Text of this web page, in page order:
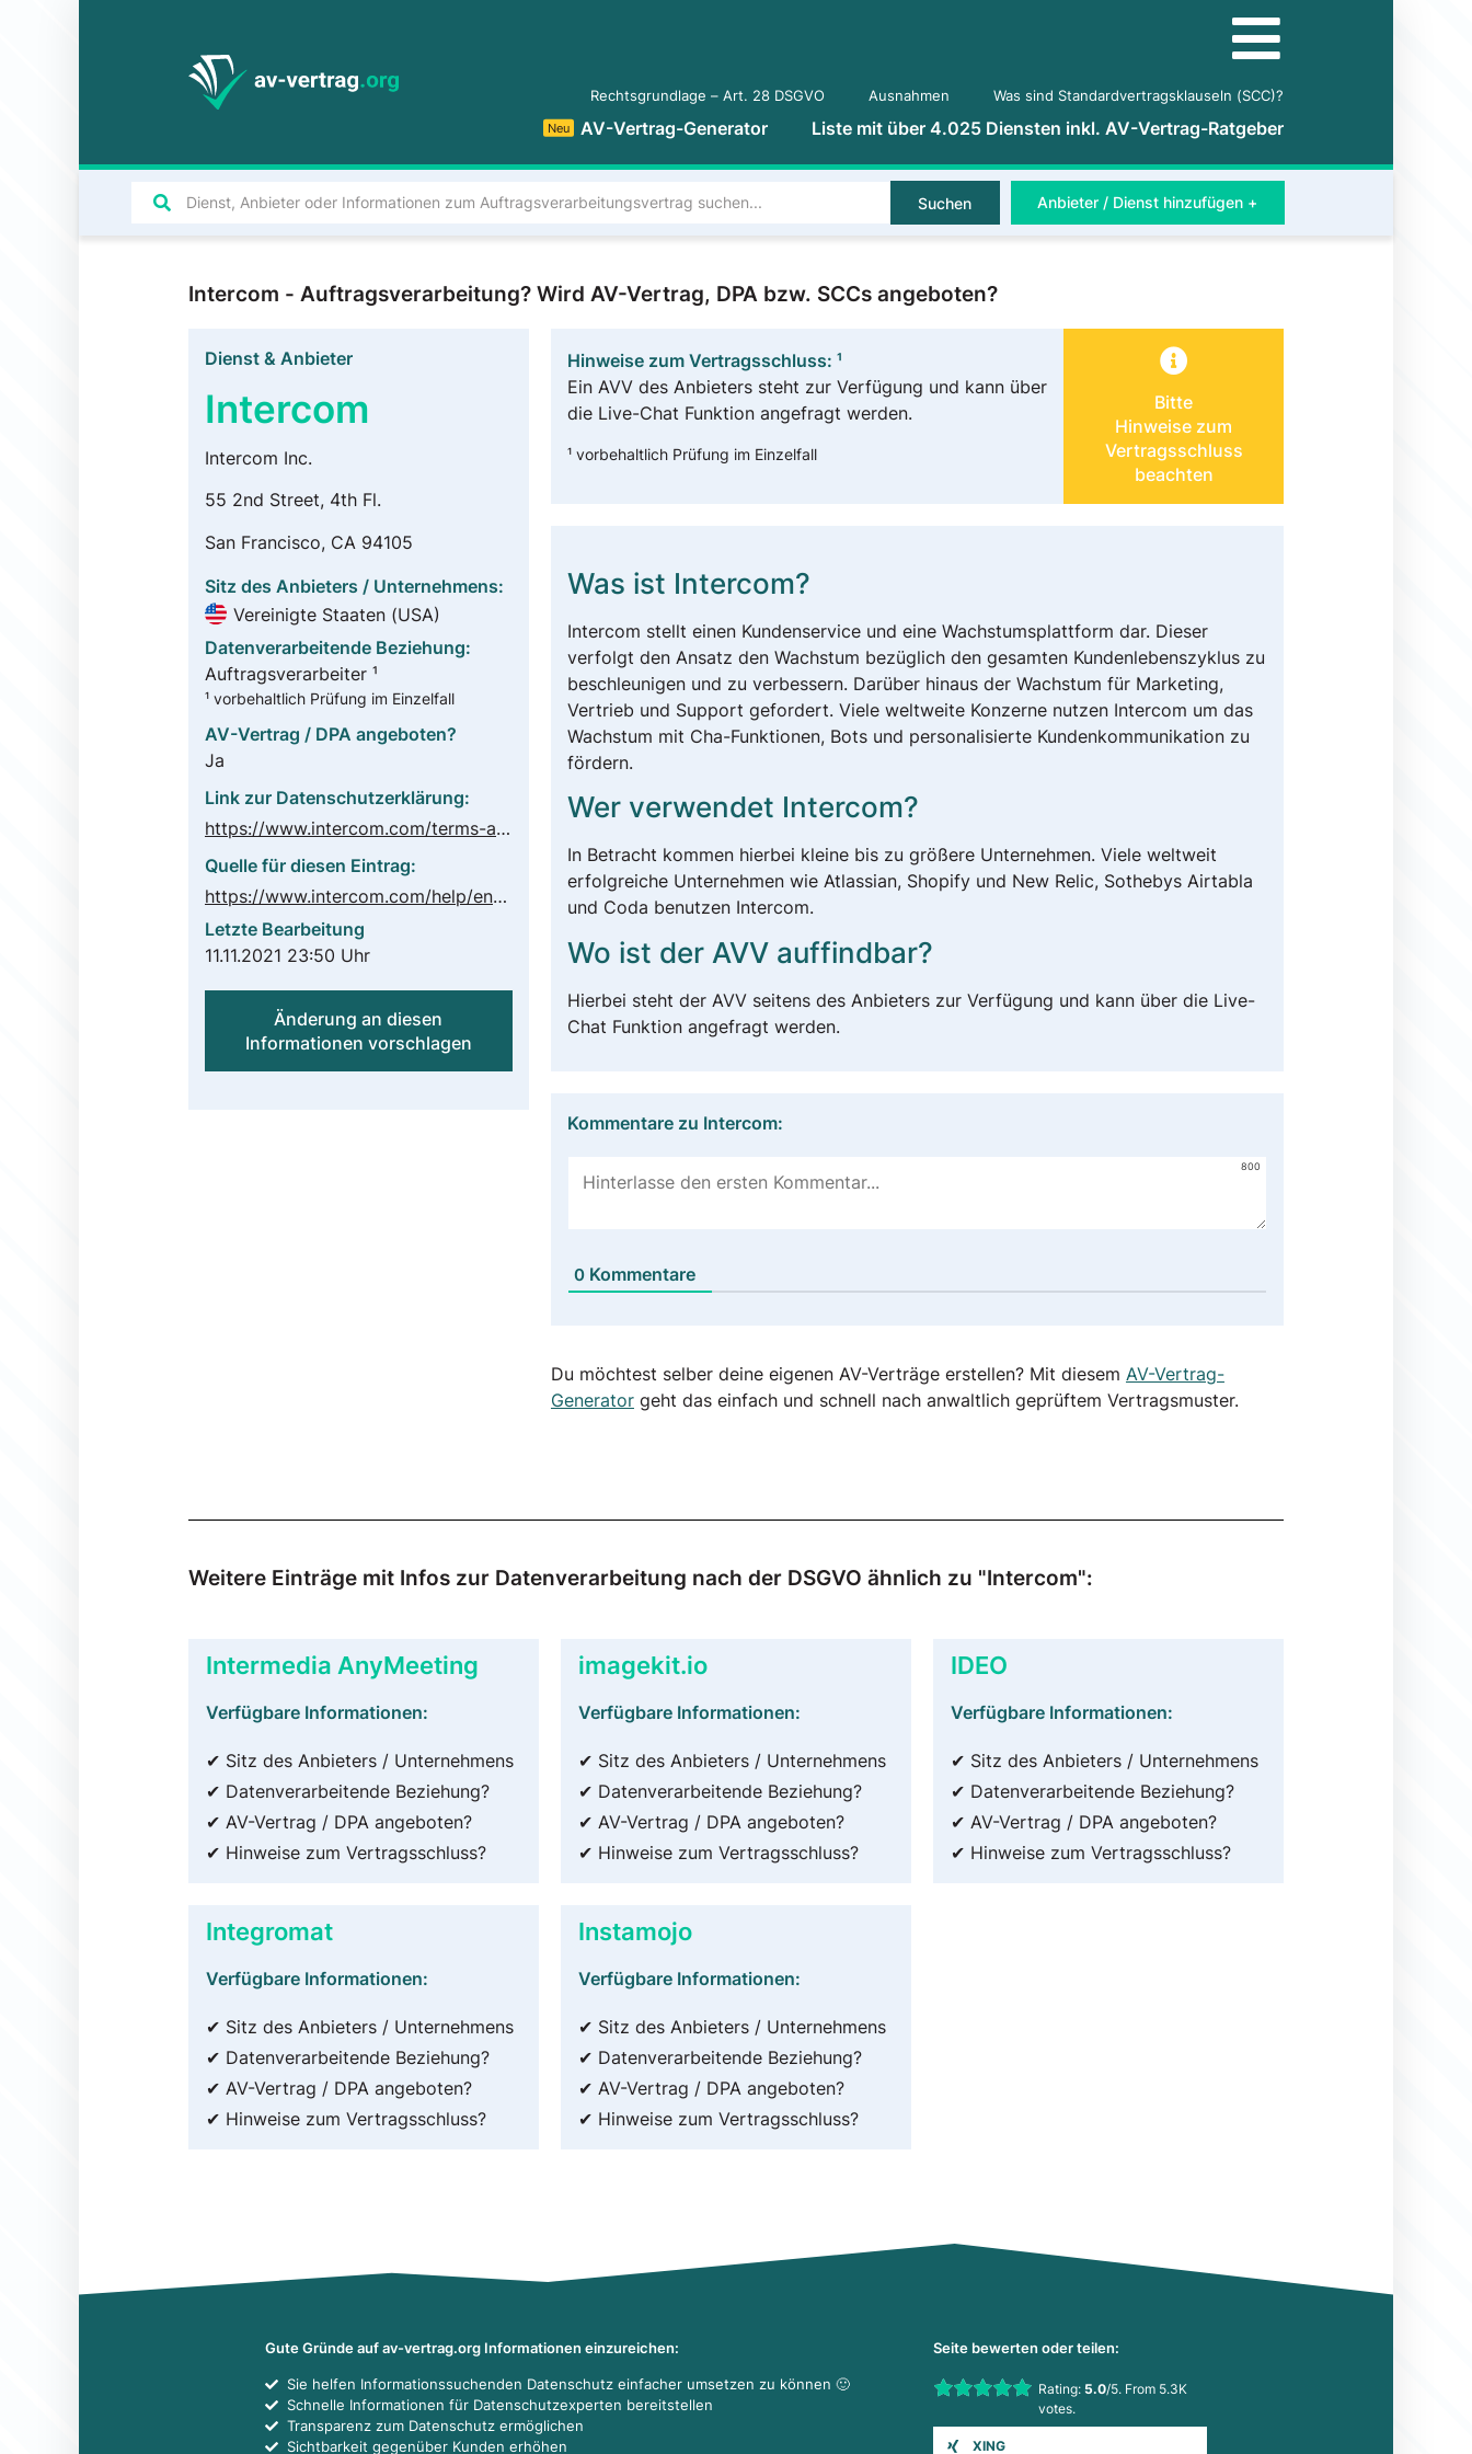
Rechtsgrundlage – Art. 28 DSGVO Ausnahmen Was sind Standardvertragsklauseln (SCC)?
Neu AV-Vertrag-Generator Liste mit über 4.025 Diensten inkl. AV-Vertrag-Ratgeber
Suchen Anbieter / Dienst hinzufügen +
Intercom - Auftragsverarbeitung? Wird AV-Vertrag, DPA bzw. SCCs angeboten?
Dienst & Anbieter
Intercom
Intercom Inc.
55 2nd Street, 4th Fl.
San Francisco, CA 94105
Sitz des Anbieters / Unternehmens:
Vereinigte Staaten (USA)
Datenverarbeitende Beziehung:
Auftragsverarbeiter ¹
¹ vorbehaltlich Prüfung im Einzelfall
AV-Vertrag / DPA angeboten?
Ja
Link zur Datenschutzerklärung:
https://www.intercom.com/terms-and-policies#privacy
Quelle für diesen Eintrag:
https://www.intercom.com/help/en/articles/1385437-how-intercom-complies-with-gdpr
Letzte Bearbeitung
11.11.2021 23:50 Uhr
Änderung an diesen
Informationen vorschlagen
Hinweise zum Vertragsschluss: ¹
Ein AVV des Anbieters steht zur Verfügung und kann über
die Live-Chat Funktion angefragt werden.
¹ vorbehaltlich Prüfung im Einzelfall
Bitte
Hinweise zum
Vertragsschluss
beachten
Was ist Intercom?
Intercom stellt einen Kundenservice und eine Wachstumsplattform dar. Dieser
verfolgt den Ansatz den Wachstum bezüglich den gesamten Kundenlebenszyklus zu
beschleunigen und zu verbessern. Darüber hinaus der Wachstum für Marketing,
Vertrieb und Support gefordert. Viele weltweite Konzerne nutzen Intercom um das
Wachstum mit Cha-Funktionen, Bots und personalisierte Kundenkommunikation zu
fördern.
Wer verwendet Intercom?
In Betracht kommen hierbei kleine bis zu größere Unternehmen. Viele weltweit
erfolgreiche Unternehmen wie Atlassian, Shopify und New Relic, Sothebys Airtabla
und Coda benutzen Intercom.
Wo ist der AVV auffindbar?
Hierbei steht der AVV seitens des Anbieters zur Verfügung und kann über die Live-
Chat Funktion angefragt werden.
Kommentare zu Intercom:
800
0Kommentare
Du möchtest selber deine eigenen AV-Verträge erstellen? Mit diesem AV-Vertrag-
Generatorgeht das einfach und schnell nach anwaltlich geprüftem Vertragsmuster.
Weitere Einträge mit Infos zur Datenverarbeitung nach der DSGVO ähnlich zu "Intercom":
Intermedia AnyMeeting
Verfügbare Informationen:
✔ Sitz des Anbieters / Unternehmens
✔ Datenverarbeitende Beziehung?
✔ AV-Vertrag / DPA angeboten?
✔ Hinweise zum Vertragsschluss?
imagekit.io
Verfügbare Informationen:
✔ Sitz des Anbieters / Unternehmens
✔ Datenverarbeitende Beziehung?
✔ AV-Vertrag / DPA angeboten?
✔ Hinweise zum Vertragsschluss?
IDEO
Verfügbare Informationen:
✔ Sitz des Anbieters / Unternehmens
✔ Datenverarbeitende Beziehung?
✔ AV-Vertrag / DPA angeboten?
✔ Hinweise zum Vertragsschluss?
Integromat
Verfügbare Informationen:
✔ Sitz des Anbieters / Unternehmens
✔ Datenverarbeitende Beziehung?
✔ AV-Vertrag / DPA angeboten?
✔ Hinweise zum Vertragsschluss?
Instamojo
Verfügbare Informationen:
✔ Sitz des Anbieters / Unternehmens
✔ Datenverarbeitende Beziehung?
✔ AV-Vertrag / DPA angeboten?
✔ Hinweise zum Vertragsschluss?
Gute Gründe auf av-vertrag.org Informationen einzureichen:
Sie helfen Informationssuchenden Datenschutz einfacher umsetzen zu können 🙂
Schnelle Informationen für Datenschutzexperten bereitstellen
Transparenz zum Datenschutz ermöglichen
Sichtbarkeit gegenüber Kunden erhöhen
Seite bewerten oder teilen:
Rate this item:
Submit Rating
Rating: 5.0/5. From 5.3K
votes.
XING